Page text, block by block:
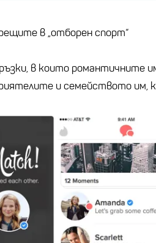
в „отборен спорт“
в които романтичните
и семейството им,